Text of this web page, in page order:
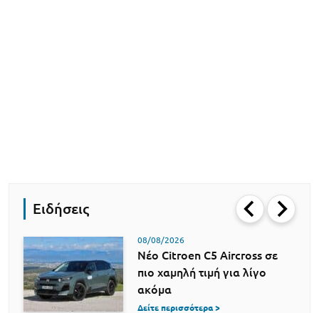
Ειδήσεις
08/08/2026
Νέο Citroen C5 Aircross σε
πιο χαμηλή τιμή για λίγο
ακόμα
Δείτε περισσότερα >